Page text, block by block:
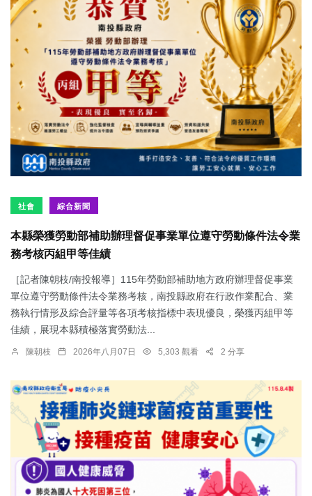
社會 綜合新聞
本縣榮獲勞動部補助辦理督促事業單位遵守勞動條件法令業
務考核丙組甲等佳績
［記者陳朝枝/南投報導］115年勞動部補助地方政府辦理督促事業
單位遵守勞動條件法令業務考核，南投縣政府在行政作業配合、業
務執行情形及綜合評量等各項考核指標中表現優良，榮獲丙組甲等
佳績，展現本縣積極落實勞動法...
陳朝枝 2026年八月07日 5,303 觀看 2 分享